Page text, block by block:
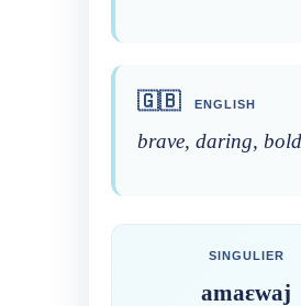
🇬🇧 ENGLISH
brave, daring, bold
SINGULIER
amaɛwaj